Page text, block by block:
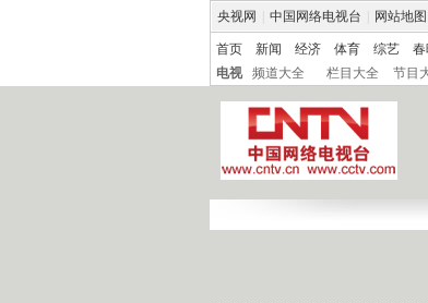
央视网 中国网络电视台 网站地图
首页 新闻 经济 体育 综艺
电视
频道大全 栏目大全 节目